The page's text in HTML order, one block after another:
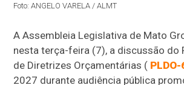
Foto: ANGELO VARELA / ALMT
A Assembleia Legislativa de Mato
nesta terça-feira (7), a discussão do
de Diretrizes Orçamentárias (
2027 durante audiência pública